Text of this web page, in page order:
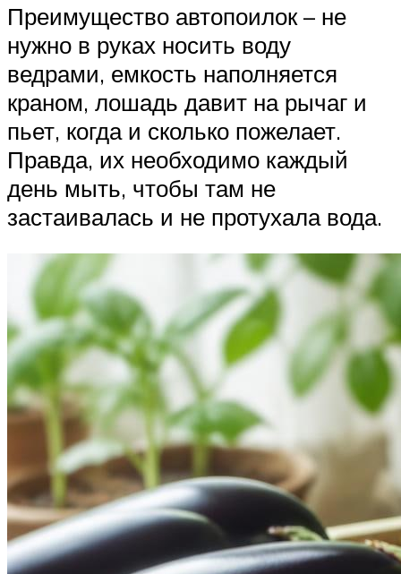
Преимущество автопоилок – не
нужно в руках носить воду
ведрами, емкость наполняется
краном, лошадь давит на рычаг и
пьет, когда и сколько пожелает.
Правда, их необходимо каждый
день мыть, чтобы там не
застаивалась и не протухала вода.